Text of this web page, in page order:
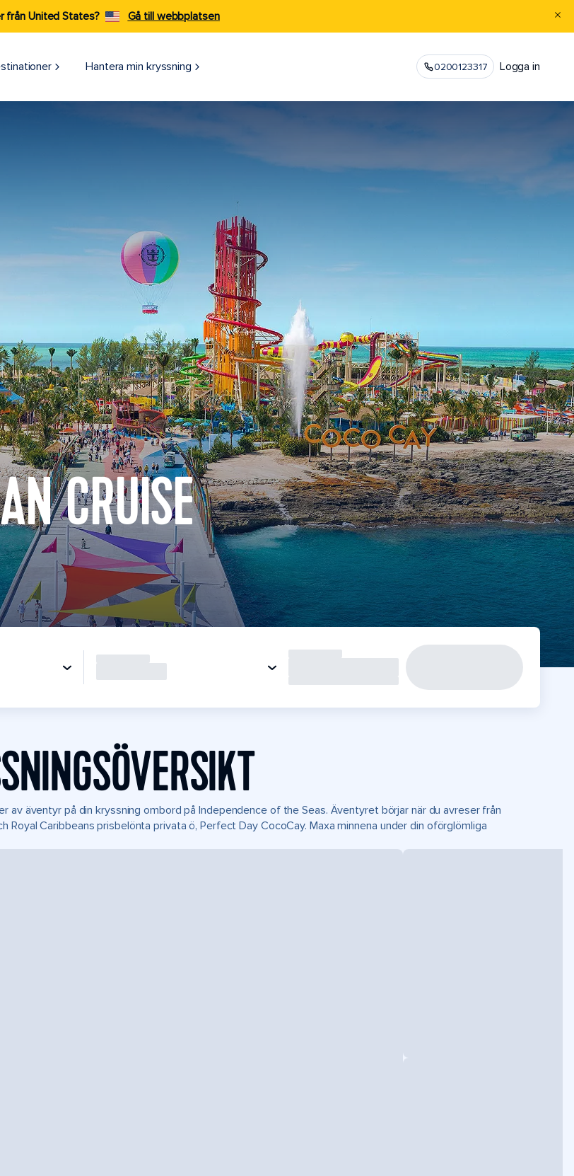
från United States? Gå till webbplatsen
Hantera min kryssning 0200123317 Logga in
CRUISE
av äventyr på din kryssning ombord på Independence of the Seas. Äventyret börjar när du avreser från
Royal Caribbeans prisbelönta privata ö, Perfect Day CocoCay. Maxa minnena under din oförglömliga